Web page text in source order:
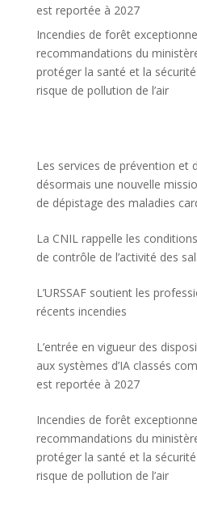
est reportée à 2027
Incendies de forêt
recommandations du
protéger la santé et la
risque de pollution de l’air
Les services de prévention et
désormais une nouvelle
de dépistage des maladies
La CNIL rappelle les
de contrôle de l’activité des
L’URSSAF soutient les
récents incendies
L’entrée en vigueur des
aux systèmes d’IA classés
est reportée à 2027
Incendies de forêt
recommandations du
protéger la santé et la
risque de pollution de l’air